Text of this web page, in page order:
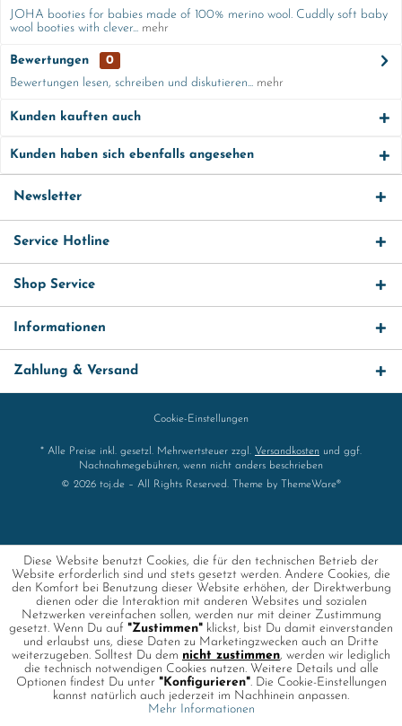
JOHA booties for babies made of 100% merino wool. Cuddly soft baby
wool booties with clever... mehr
Bewertungen
0
Bewertungen lesen, schreiben und diskutieren... mehr
Kunden kauften auch
Kunden haben sich ebenfalls angesehen
Newsletter
Service Hotline
Shop Service
Informationen
Zahlung & Versand
Cookie-Einstellungen
* Alle Preise inkl. gesetzl. Mehrwertsteuer zzgl. Versandkosten und ggf.
Nachnahmegebühren, wenn nicht anders beschrieben
© 2026 toj.de – All Rights Reserved. Theme by
ThemeWare®
Diese Website benutzt Cookies, die für den technischen Betrieb der
Website erforderlich sind und stets gesetzt werden. Andere Cookies, die
den Komfort bei Benutzung dieser Website erhöhen, der Direktwerbung
dienen oder die Interaktion mit anderen Websites und sozialen
Netzwerken vereinfachen sollen, werden nur mit deiner Zustimmung
gesetzt. Wenn Du auf "Zustimmen" klickst, bist Du damit einverstanden
und erlaubst uns, diese Daten zu Marketingzwecken auch an Dritte
weiterzugeben. Solltest Du dem nicht zustimmen, werden wir lediglich
die technisch notwendigen Cookies nutzen. Weitere Details und alle
Optionen findest Du unter "Konfigurieren". Die Cookie-Einstellungen
kannst natürlich auch jederzeit im Nachhinein anpassen.
Mehr Informationen